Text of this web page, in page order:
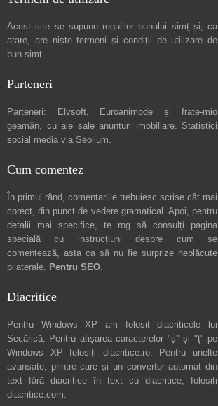
Acest site se supune regulilor bunului simț și, ca
atare, are niștetermeni și condiții de utilizare de
bun simț.
Parteneri
Parteneri: Elvsoft, Euroanimode și frate-mio
geamăn, cu ale sale anunturi imobiliare. Statistici
social media via Seolium.
Cum comentez
În primul rând, comentariile trebuiesc scrise cât mai
corect, din punct de vedere gramatical. Apoi, pentru
detalii mai specifice, te rog să consulți pagina
specială cu instrucțiuni despre cum se
comentează, asta ca să nu fie surprize neplăcute
bilaterale. Pentru SEO.
Diacritice
Pentru Windows XP am folosit diacriticele lui
Secărică. Pentru afișarea caracterelor "ș" și "ț" pe
Windows XP folosiți diacritice.ro. Pentru unelte
avansate, printre care și un convertor automat din
text fără diacritice în text cu diacritice, folosiți
diacritice.com.